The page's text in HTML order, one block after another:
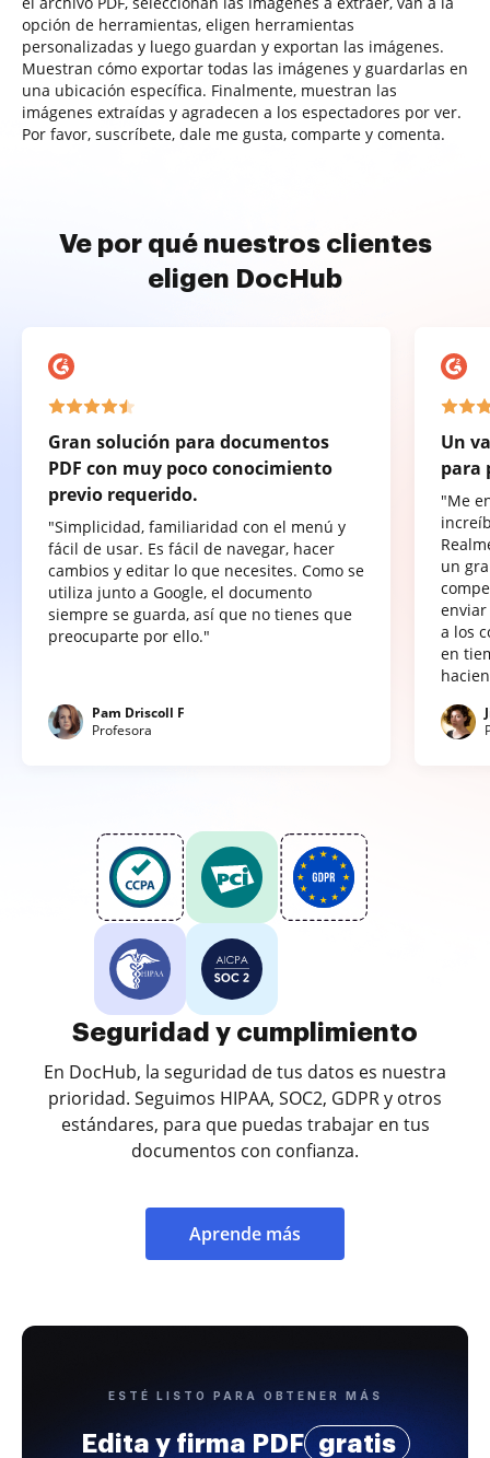
opción de herramientas, eligen herramientas
personalizadas y luego guardan y exportan las imágenes.
Muestran cómo exportar todas las imágenes y guardarlas en
una ubicación específica. Finalmente, muestran las
imágenes extraídas y agradecen a los espectadores por ver.
Por favor, suscríbete, dale me gusta, comparte y comenta.
Ve por qué nuestros clientes
eligen DocHub
Gran solución para documentos
PDF con muy poco conocimiento
previo requerido.
"Simplicidad, familiaridad con el menú y
fácil de usar. Es fácil de navegar, hacer
cambios y editar lo que necesites. Como se
utiliza junto a Google, el documento
siempre se guarda, así que no tienes que
preocuparte por ello."
Pam Driscoll F
Profesora
Un
para
"Me
un
a los
en
Seguridad y cumplimiento
En DocHub, la seguridad de tus datos es nuestra
prioridad. Seguimos HIPAA, SOC2, GDPR y otros
estándares, para que puedas trabajar en tus
documentos con confianza.
Aprende más
ESTÉ LISTO PARA OBTENER MÁS
Edita y firma PDF gratis